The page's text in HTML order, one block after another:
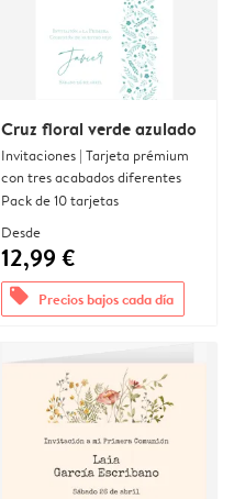
Cruz floral verde azulado
Invitaciones | Tarjeta prémium
con tres acabados diferentes
Pack de 10 tarjetas
Desde
12,99 €
offers Precios bajos cada día